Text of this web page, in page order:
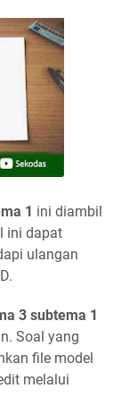
1 ini diambil
ini dapat
ulangan
3 subtema 1
Soal yang
file model
melalui